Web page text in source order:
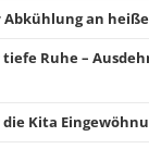
Abkühlung an
Ruhe –
Kita